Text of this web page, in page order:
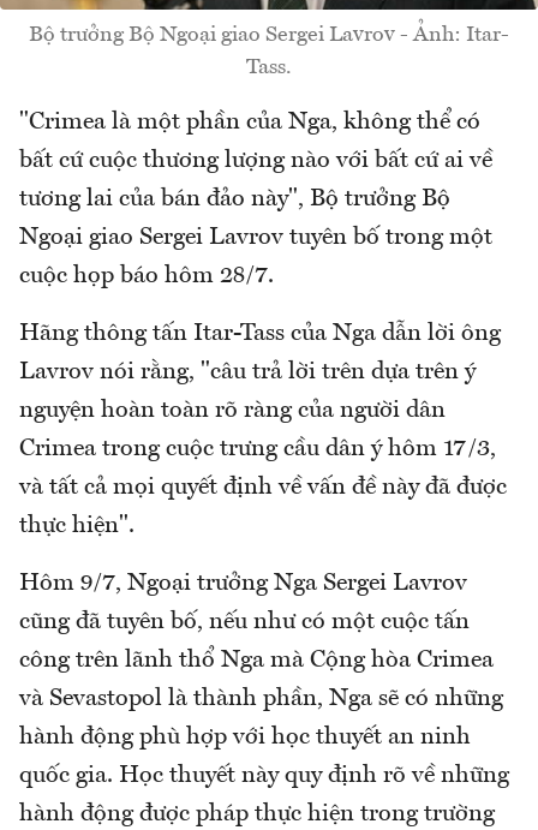
Bộ trưởng Bộ Ngoại giao Sergei Lavrov - Ảnh: Itar-
Tass.
"Crimea là một phần của Nga, không thể có
bất cứ cuộc thương lượng nào với bất cứ ai về
tương lai của bán đảo này", Bộ trưởng Bộ
Ngoại giao Sergei Lavrov tuyên bố trong một
cuộc họp báo hôm 28/7.
Hãng thông tấn Itar-Tass của Nga dẫn lời ông
Lavrov nói rằng, "câu trả lời trên dựa trên ý
nguyện hoàn toàn rõ ràng của người dân
Crimea trong cuộc trưng cầu dân ý hôm 17/3,
và tất cả mọi quyết định về vấn đề này đã được
thực hiện".
Hôm 9/7, Ngoại trưởng Nga Sergei Lavrov
cũng đã tuyên bố, nếu như có một cuộc tấn
công trên lãnh thổ Nga mà Cộng hòa Crimea
và Sevastopol là thành phần, Nga sẽ có những
hành động phù hợp với học thuyết an ninh
quốc gia. Học thuyết này quy định rõ về những
hành động được pháp thực hiện trong trường